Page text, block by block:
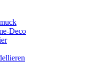
Deco